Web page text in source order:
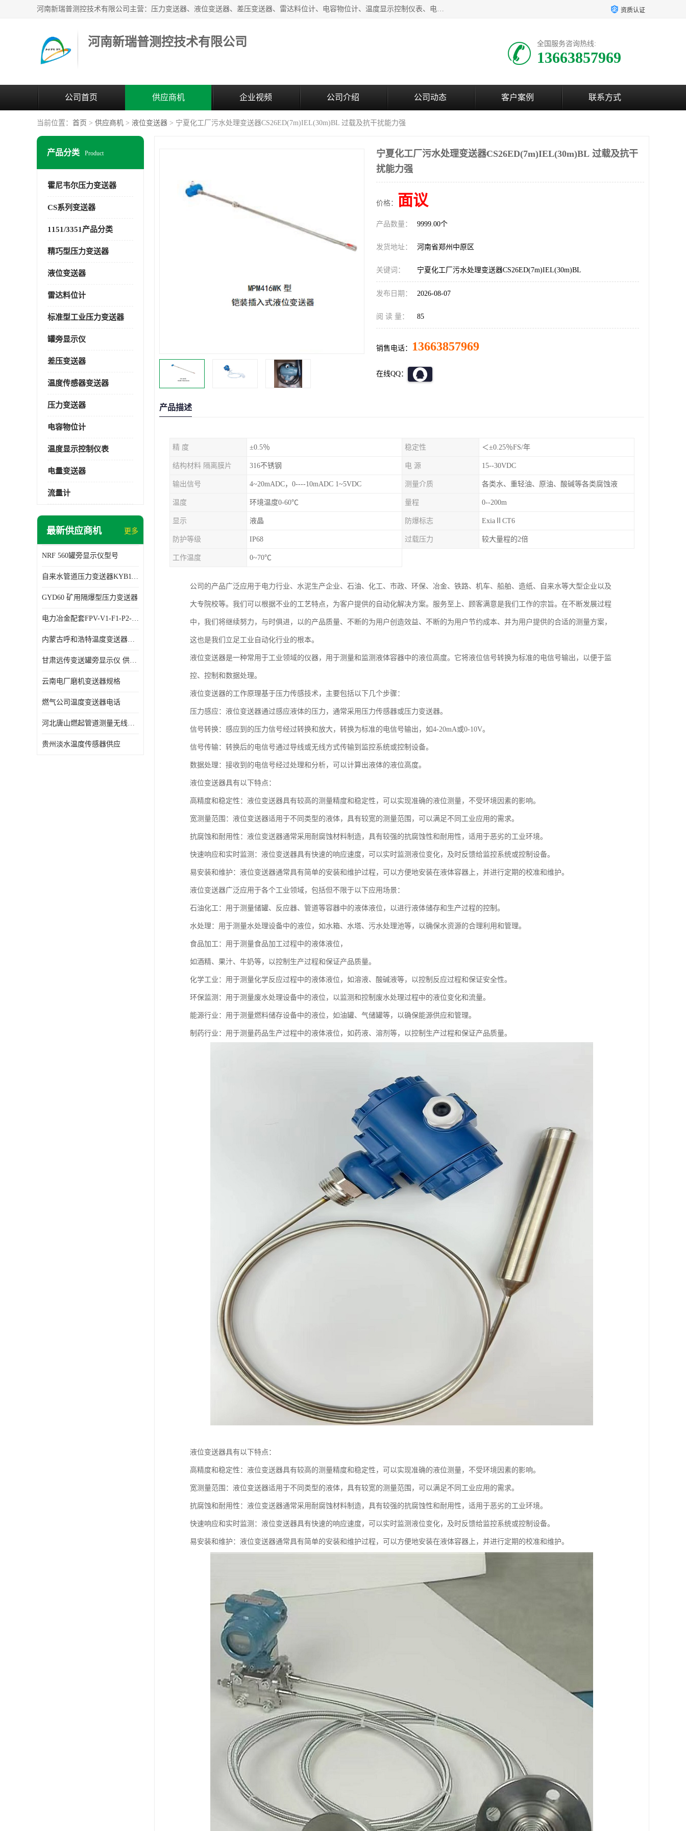
河南新瑞普测控技术有限公司主营：压力变送器、液位变送器、差压变送器、雷达料位计、电容物位计、温度显示控制仪表、电量变送器、流量计、工业自动化系统成套设备。 资质认证
河南新瑞普测控技术有限公司 全国服务咨询热线:
13663857969
公司首页 供应商机 企业视频 公司介绍 公司动态 客户案例 联系方式
当前位置： 首页 > 供应商机 > 液位变送器 > 宁夏化工厂污水处理变送器CS26ED(7m)IEL(30m)BL 过载及抗干扰能力强
产品分类 Product
霍尼韦尔压力变送器
CS系列变送器
1151/3351产品分类
精巧型压力变送器
液位变送器
雷达料位计
标准型工业压力变送器
罐旁显示仪
差压变送器
温度传感器变送器
压力变送器
电容物位计
温度显示控制仪表
电量变送器
流量计
最新供应商机 更多
NRF 560罐旁显示仪型号
自来水管道压力变送器KYB11G03M2型号 使用方便
GYD60 矿用隔爆型压力变送器
电力冶金配套FPV-V1-F1-P2-03电压变送器
内蒙古呼和浩特温度变送器配套罐旁显示仪供应 性能稳定
甘肃远传变送罐旁显示仪 供应及时
云南电厂磨机变送器规格
燃气公司温度变送器电话
河北唐山燃起管道测量无线压力变送器型号 性能稳定
贵州淡水温度传感器供应
宁夏化工厂污水处理变送器CS26ED(7m)IEL(30m)BL 过载及抗干
扰能力强
价格： 面议
产品数量： 9999.00个
发货地址： 河南省郑州中原区
关键词： 宁夏化工厂污水处理变送器CS26ED(7m)IEL(30m)BL
发布日期： 2026-08-07
阅 读 量： 85
销售电话： 13663857969
在线QQ：
产品描述
精 度 ±0.5％ 稳定性 ＜±0.25％FS/年
结构材料 隔离膜片 316不锈钢 电 源 15--30VDC
输出信号 4~20mADC，0----10mADC 1~5VDC 测量介质 各类水、重轻油、原油、酸碱等各类腐蚀液
温度 环境温度0-60℃ 量程 0--200m
显示 液晶 防爆标志 ExiaⅡCT6
防护等级 IP68 过载压力 较大量程的2倍
工作温度 0~70℃
公司的产品广泛应用于电力行业、水泥生产企业、石油、化工、市政、环保、冶金、铁路、机车、船舶、造纸、自来水等大型企业以及
大专院校等。我们可以根据不业的工艺特点，为客户提供的自动化解决方案。服务至上、顾客满意是我们工作的宗旨。在不断发展过程
中，我们将继续努力，与时俱进，以的产品质量、不断的为用户创造效益、不断的为用户节约成本、并为用户提供的合适的测量方案，
这也是我们立足工业自动化行业的根本。
液位变送器是一种常用于工业领域的仪器，用于测量和监测液体容器中的液位高度。它将液位信号转换为标准的电信号输出，以便于监
控、控制和数据处理。
液位变送器的工作原理基于压力传感技术，主要包括以下几个步骤：
压力感应：液位变送器通过感应液体的压力，通常采用压力传感器或压力变送器。
信号转换：感应到的压力信号经过转换和放大，转换为标准的电信号输出，如4-20mA或0-10V。
信号传输：转换后的电信号通过导线或无线方式传输到监控系统或控制设备。
数据处理：接收到的电信号经过处理和分析，可以计算出液体的液位高度。
液位变送器具有以下特点：
高精度和稳定性：液位变送器具有较高的测量精度和稳定性，可以实现准确的液位测量，不受环境因素的影响。
宽测量范围：液位变送器适用于不同类型的液体，具有较宽的测量范围，可以满足不同工业应用的需求。
抗腐蚀和耐用性：液位变送器通常采用耐腐蚀材料制造，具有较强的抗腐蚀性和耐用性，适用于恶劣的工业环境。
快速响应和实时监测：液位变送器具有快速的响应速度，可以实时监测液位变化，及时反馈给监控系统或控制设备。
易安装和维护：液位变送器通常具有简单的安装和维护过程，可以方便地安装在液体容器上，并进行定期的校准和维护。
液位变送器广泛应用于各个工业领域，包括但不限于以下应用场景：
石油化工：用于测量储罐、反应器、管道等容器中的液体液位，以进行液体储存和生产过程的控制。
水处理：用于测量水处理设备中的液位，如水箱、水塔、污水处理池等，以确保水资源的合理利用和管理。
食品加工：用于测量食品加工过程中的液体液位，
如酒精、果汁、牛奶等，以控制生产过程和保证产品质量。
化学工业：用于测量化学反应过程中的液体液位，如溶液、酸碱液等，以控制反应过程和保证安全性。
环保监测：用于测量废水处理设备中的液位，以监测和控制废水处理过程中的液位变化和流量。
能源行业：用于测量燃料储存设备中的液位，如油罐、气储罐等，以确保能源供应和管理。
制药行业：用于测量药品生产过程中的液体液位，如药液、溶剂等，以控制生产过程和保证产品质量。
液位变送器具有以下特点：
高精度和稳定性：液位变送器具有较高的测量精度和稳定性，可以实现准确的液位测量，不受环境因素的影响。
宽测量范围：液位变送器适用于不同类型的液体，具有较宽的测量范围，可以满足不同工业应用的需求。
抗腐蚀和耐用性：液位变送器通常采用耐腐蚀材料制造，具有较强的抗腐蚀性和耐用性，适用于恶劣的工业环境。
快速响应和实时监测：液位变送器具有快速的响应速度，可以实时监测液位变化，及时反馈给监控系统或控制设备。
易安装和维护：液位变送器通常具有简单的安装和维护过程，可以方便地安装在液体容器上，并进行定期的校准和维护。